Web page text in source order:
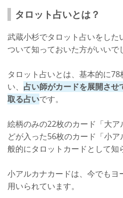
店舗情報
武蔵小杉で評判のタロット占い【ケ
ケン先生について
口コミ
鑑定料
武蔵小杉で当たるタロット占いの見
相性がいい占い師を探そう
おわりに
タロット占いとは？
武蔵小杉でタロット占いをした
ついて知っておいた方がいいで
タロット占いとは、基本的に
い、 占い師がカードを展開さ
取る占いです。
絵柄のみの22枚のカード「大
どが入った56枚のカード「小
般的にタロットカードとして知
小アルカナカードは、今でもヨ
用いられています。